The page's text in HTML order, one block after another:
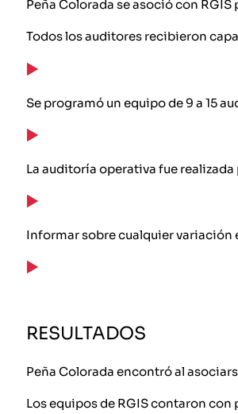
Peña Colorada se asoció con
Todos los auditores recibieron
Se programó un equipo de 9 a 15
La auditoría operativa fue
Informar sobre cualquier variación
RESULTADOS
Peña Colorada encontró al
Los equipos de RGIS contaron